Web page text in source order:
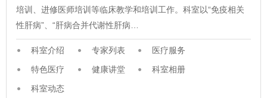
培训、进修医师培训等临床教学和培训工作。科室以“免疫相关
性肝病”、“肝病合并代谢性肝病…
科室介绍 专家列表
医疗服务
特色医疗
健康讲堂
科室相册
科室动态